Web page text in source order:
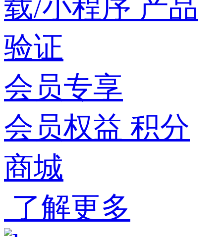
载/小程序 产品
验证
会员专享
会员权益 积分
商城
了解更多